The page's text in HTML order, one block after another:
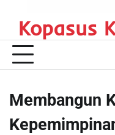
Kopasus
Membangun